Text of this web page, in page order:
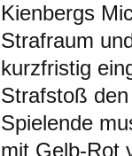
Kienbergs
Strafraum
kurzfristig
Strafstoß
Spielende
mit Gelb-Rot